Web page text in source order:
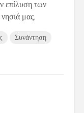
επίλυση των
μας.
Συνάντηση